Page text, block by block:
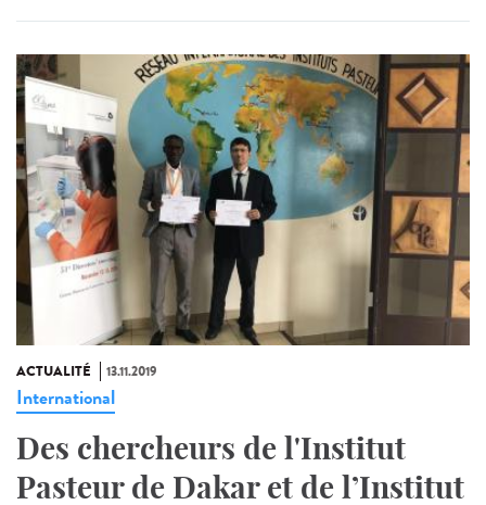
ACTUALITÉ 13.11.2019
International
Des chercheurs de l'Institut
Pasteur de Dakar et de l’Institut